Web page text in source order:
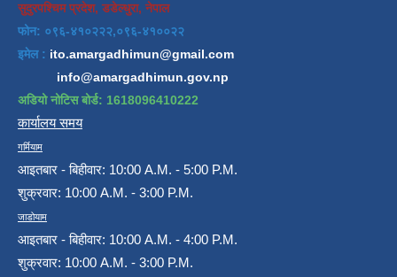
सुदुरपश्चिम प्रदेश, डडेल्धुरा, नेपाल
फोन: ०९६-४१०२२२,०९६-४१००२२
इमेल : ito.amargadhimun@gmail.com
info@amargadhimun.gov.np
अडियो नोटिस बोर्ड: 1618096410222
कार्यालय समय
गर्मियाम
आइतबार - बिहीवार: 10:00 A.M. - 5:00 P.M.
शुक्रवार: 10:00 A.M. - 3:00 P.M.
जाडोयाम
आइतबार - बिहीवार: 10:00 A.M. - 4:00 P.M.
शुक्रवार: 10:00 A.M. - 3:00 P.M.